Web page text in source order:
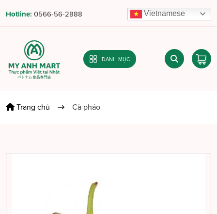
Hotline: 0566-56-2888 Vietnamese
DANH MỤC
Trang chủ Cà pháo